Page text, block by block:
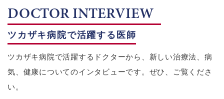
DOCTOR INTERVIEW
ツカザキ病院で活躍する医師
ツカザキ病院で活躍するドクターから、新しい治療法、病
気、健康についてのインタビューです。ぜひ、ご覧くださ
い。